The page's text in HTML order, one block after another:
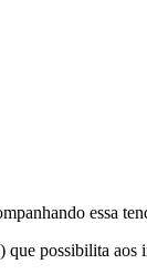
essa
possibilita